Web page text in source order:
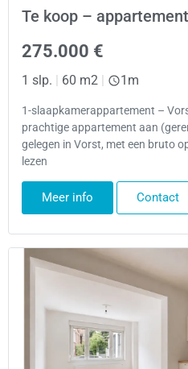
Te koop –
275.000 €
1 slp. 60 m2 1m
1-slaapkamerappartement –
prachtige appartement aan
gelegen in Vorst, met een bruto
lezen
Meer info Contact